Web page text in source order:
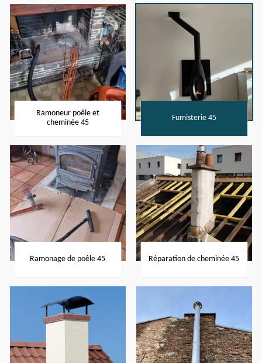
Ramoneur poêle et
cheminée 45
Fumisterie 45
Ramonage de poêle 45 Réparation de cheminée 45